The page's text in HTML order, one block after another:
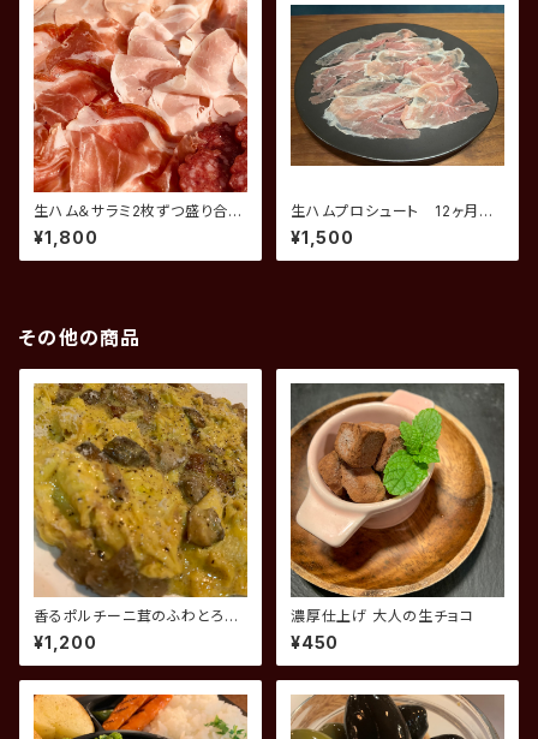
生ハム＆サラミ2枚ずつ盛り合わ
せ
¥1,800
生ハムプロシュート 12ヶ月熟
成
¥1,500
その他の商品
香るポルチーニ茸のふわとろ卵
焼き
¥1,200
濃厚仕上げ 大人の生チョコ
¥450